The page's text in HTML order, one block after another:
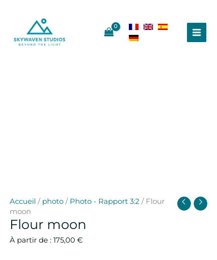
Accueil / photo / Photo - Rapport 3:2 / Flour
moon
Flour moon
À partir de : 175,00 €